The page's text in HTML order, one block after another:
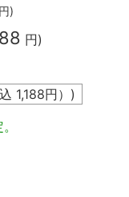
)
円)
1,188円）)